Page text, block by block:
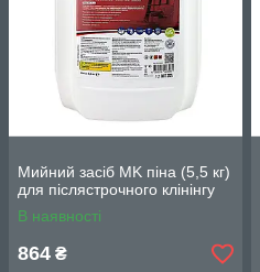
Мийний засіб MK піна (5,5 кг)
для післястрочного клінінгу
В наявності
864 ₴